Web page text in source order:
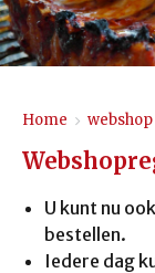
Home > webshop
U kunt nu
bestellen.
Iedere dag